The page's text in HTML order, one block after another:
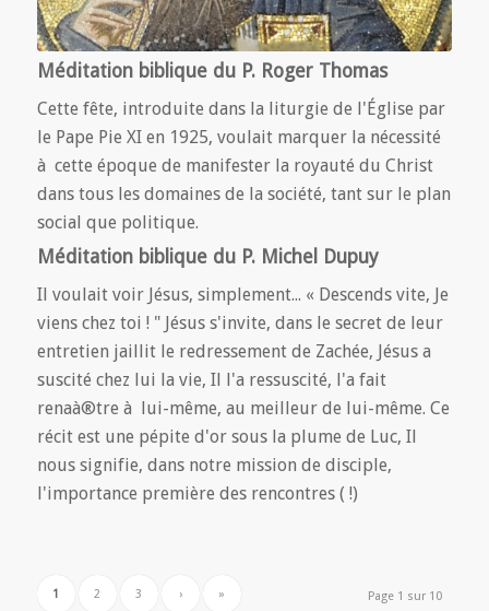
Méditation biblique du P. Roger Thomas
Cette fête, introduite dans la liturgie de l'Église par
le Pape Pie XI en 1925, voulait marquer la nécessité
à cette époque de manifester la royauté du Christ
dans tous les domaines de la société, tant sur le plan
social que politique.
Méditation biblique du P. Michel Dupuy
Il voulait voir Jésus, simplement... « Descends vite, Je
viens chez toi ! " Jésus s'invite, dans le secret de leur
entretien jaillit le redressement de Zachée, Jésus a
suscité chez lui la vie, Il l'a ressuscité, l'a fait
renaà®tre à lui-même, au meilleur de lui-même. Ce
récit est une pépite d'or sous la plume de Luc, Il
nous signifie, dans notre mission de disciple,
l'importance première des rencontres ( !)
Page 1 sur 10
1 2 3 › »